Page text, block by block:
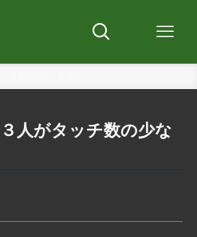
人がタッチ数の少な